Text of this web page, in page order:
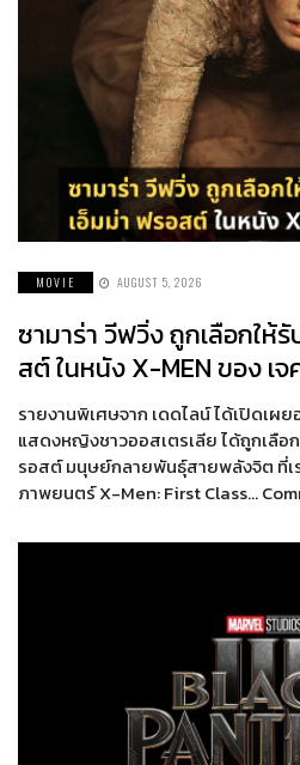
MOVIE AUGUST 5, 2026
ซามาร่า วีฟวิ่ง ถูกเลือกให้
สต์ ในหนัง X-MEN ของ เจ
รายงานพิเศษจาก เดดไลน์ ได้เปิดเผ
แสดงหญิงชาวออสเตรเลีย ได้ถูกเลือ
รอสต์ มนุษย์กลายพันธุ์สายพลังจิต ที่เ
ภาพยนตร์ X-Men: First Class…